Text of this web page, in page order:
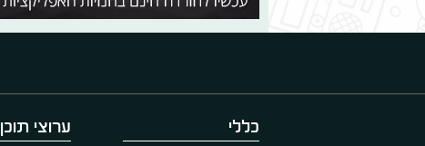
כללי ערוצי תוכן